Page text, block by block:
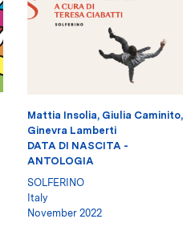
Mattia Insolia, Giulia Caminito,
Ginevra Lamberti
DATA DI NASCITA -
ANTOLOGIA
SOLFERINO
Italy
November 2022